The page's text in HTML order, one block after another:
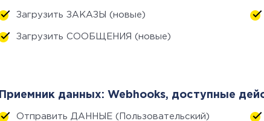
Загрузить ЗАКАЗЫ (новые)
Загрузить СООБЩЕНИЯ (новые)
Приемник данных: Webhooks, доступные
Отправить ДАННЫЕ (Пользовательский)